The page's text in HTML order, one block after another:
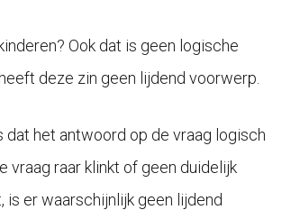
Ook dat is geen logische
deze zin geen lijdend voorwerp.
dat het antwoord op de vraag logisch
vraag raar klinkt of geen duidelijk
is er waarschijnlijk geen lijdend